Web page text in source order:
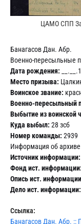
ЦАМО СПП
Банагасов Дан. Абр.
Военно-пересыльные
Дата рождения:
Место призыва:
Воинское звание:
Военно-пересыльный
Выбытие из воинской
Куда выбыл: 28 зсб
Номер команды: 2939
Информация об
Источник информации:
Фонд ист. информации:
Опись ист.
Дело ист. информации:
Ссылка:
Банагасов Дан. Абр. ::